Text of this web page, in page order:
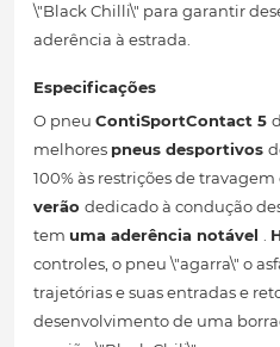
\"Black Chilli\" para garantir
aderência à estrada.
Especificações
O pneu ContiSportContact 5
melhores pneus desportivos
100% às restrições de
verão dedicado à condução
tem uma aderência notável .
controles, o pneu \"agarra\" o
trajetórias e suas entradas e
desenvolvimento de uma